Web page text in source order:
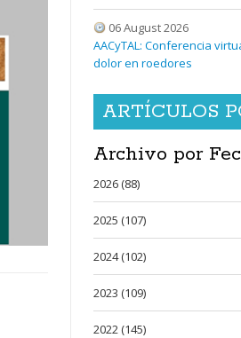
06 August 2026
AACyTAL: Conferencia
dolor en roedores
ARTÍCULOS
Archivo por
2026 (88)
2025 (107)
2024 (102)
2023 (109)
2022 (145)